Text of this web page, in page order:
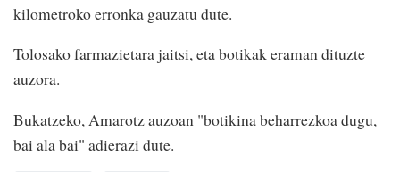
kilometroko erronka gauzatu dute.
Tolosako farmazietara jaitsi, eta botikak eraman dituzte
auzora.
Bukatzeko, Amarotz auzoan "botikina beharrezkoa dugu,
bai ala bai" adierazi dute.